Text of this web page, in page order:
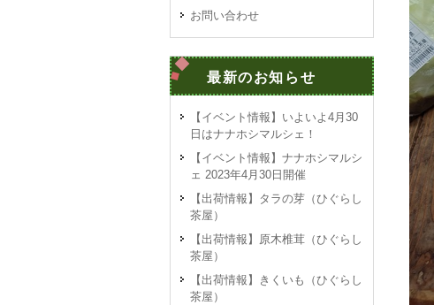
お問い合わせ
最新のお知らせ
【イベント情報】いよいよ4月30
日はナナホシマルシェ！
【イベント情報】ナナホシマルシ
ェ 2023年4月30日開催
【出荷情報】タラの芽（ひぐらし
茶屋）
【出荷情報】原木椎茸（ひぐらし
茶屋）
【出荷情報】きくいも（ひぐらし
茶屋）